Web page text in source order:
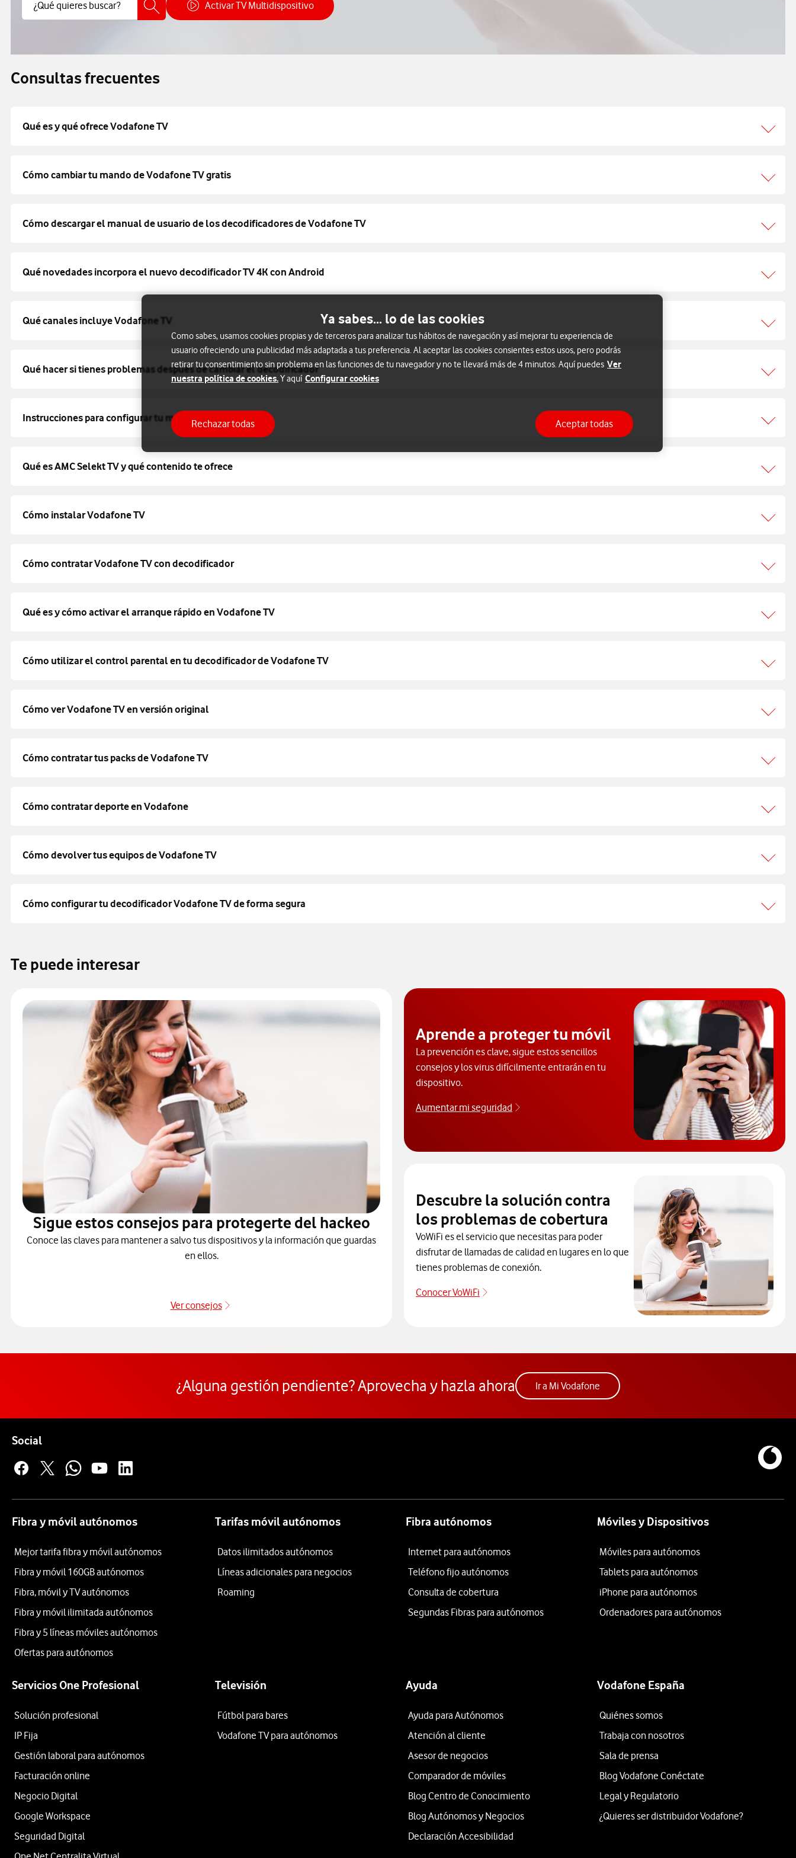
¿Qué quieres buscar?
Buscar Contenido
Activar TV Multidispositivo
Cómo activar TV Multidispositivo
Consultas frecuentes
Qué es y qué ofrece Vodafone TV
Cómo cambiar tu mando de Vodafone TV gratis
Cómo descargar el manual de usuario de los decodificadores de Vodafone TV
Qué novedades incorpora el nuevo decodificador TV 4K con Android
Qué canales incluye Vodafone TV
Qué hacer si tienes problemas después de cambiar el decodificador
Instrucciones para configurar tu mando de Vodafone TV
Qué es AMC Selekt TV y qué contenido te ofrece
Cómo instalar Vodafone TV
Cómo contratar Vodafone TV con decodificador
Qué es y cómo activar el arranque rápido en Vodafone TV
Cómo utilizar el control parental en tu decodificador de Vodafone TV
Cómo ver Vodafone TV en versión original
Cómo contratar tus packs de Vodafone TV
Cómo contratar deporte en Vodafone
Cómo devolver tus equipos de Vodafone TV
Cómo configurar tu decodificador Vodafone TV de forma segura
Te puede interesar
Sigue estos consejos para protegerte del hackeo
Conoce las claves para mantener a salvo tus dispositivos y la información que guardas
en ellos.
Ver consejos
Aprende a proteger tu móvil
La prevención es clave, sigue estos sencillos
consejos y los virus difícilmente entrarán en tu
dispositivo.
Aumentar mi seguridad
Aprende a proteger tu móvil de virus.
Descubre la solución contra
los problemas de cobertura
VoWiFi es el servicio que necesitas para poder
disfrutar de llamadas de calidad en lugares en lo que
tienes problemas de conexión.
Conocer VoWiFi
Descubre la solución contra los problemas de cobertura. abre ventana
¿Alguna gestión pendiente? Aprovecha y hazla ahora Ir a Mi VodafoneAcceder a la app Mi Vodafone. Abre ventana
SocialEnlaces a las redes sociales de Vodafone
Fibra y móvil autónomos
Mejor tarifa fibra y móvil autónomos
Fibra y móvil 160GB autónomos
Fibra, móvil y TV autónomos
Fibra y móvil ilimitada autónomos
Fibra y 5 líneas móviles autónomos
Ofertas para autónomos
Tarifas móvil autónomos
Datos ilimitados autónomos
Líneas adicionales para negocios
Roaming
Fibra autónomos
Internet para autónomos
Teléfono fijo autónomos
Consulta de cobertura
Segundas Fibras para autónomos
Móviles y Dispositivos
Móviles para autónomos
Tablets para autónomos
iPhone para autónomos
Ordenadores para autónomos
Servicios One Profesional
Solución profesional
IP Fija
Gestión laboral para autónomos
Facturación online
Negocio Digital
Google Workspace
Seguridad Digital
Televisión
Fútbol para bares
Vodafone TV para autónomos
Ayuda
Ayuda para Autónomos
Atención al cliente
Asesor de negocios
Comparador de móviles
Blog Centro de Conocimiento
Blog Autónomos y Negocios
Declaración Accesibilidad
Vodafone España
Quiénes somos
Trabaja con nosotros
Sala de prensa
Blog Vodafone Conéctate
Legal y Regulatorio
¿Quieres ser distribuidor Vodafone?
Ya sabes... lo de las cookies
Como sabes, usamos cookies propias y de terceros para analizar tus hábitos de navegación y así mejorar tu experiencia de
usuario ofreciendo una publicidad más adaptada a tus preferencia. Al aceptar las cookies consientes estos usos, pero podrás
retirar tu consentimiento sin problema en las funciones de tu navegador y no te llevará más de 4 minutos. Aquí puedes Ver
nuestra política de cookies.Y aquí Configurar cookies
Rechazar todas Aceptar todas